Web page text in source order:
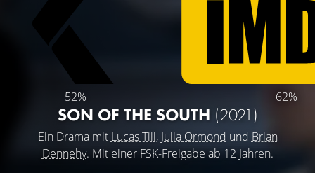
52% 62%
SON OF THE SOUTH (2021)
Ein Drama mit Lucas Till, Julia Ormond und Brian
Dennehy. Mit einer FSK-Freigabe ab 12 Jahren.